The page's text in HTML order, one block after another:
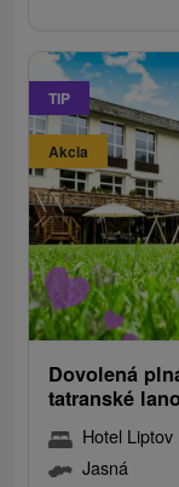
TIP
Akcia
Dovolená
tatranské
Hotel Liptov
Jasná